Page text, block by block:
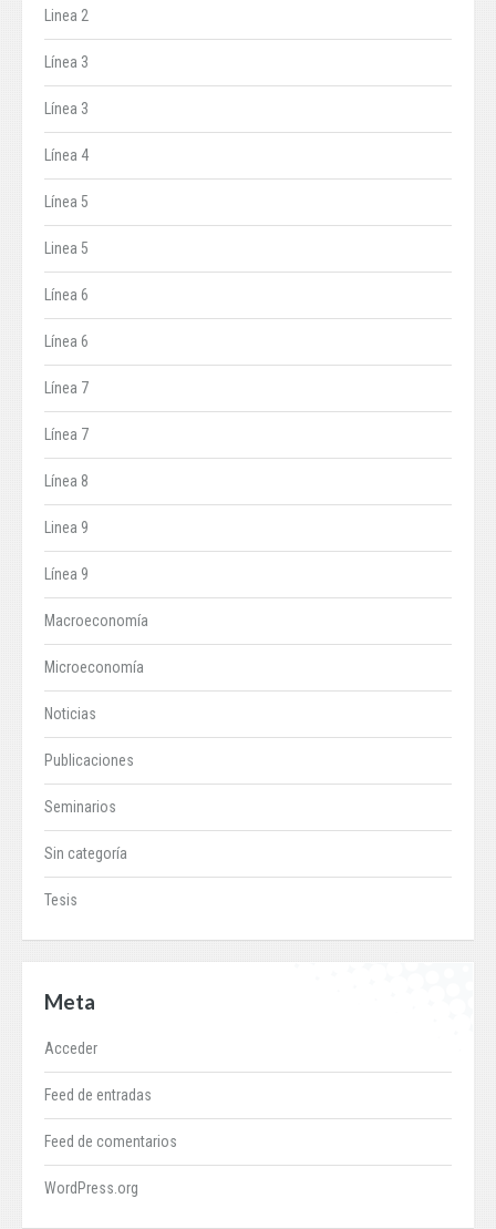
Linea 2
Línea 3
Línea 3
Línea 4
Línea 5
Linea 5
Línea 6
Línea 6
Línea 7
Línea 7
Línea 8
Linea 9
Línea 9
Macroeconomía
Microeconomía
Noticias
Publicaciones
Seminarios
Sin categoría
Tesis
Meta
Acceder
Feed de entradas
Feed de comentarios
WordPress.org